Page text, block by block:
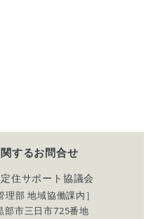
するお問合せ
住サポート協議会
部 地域協働課内］
部市三日市725番地